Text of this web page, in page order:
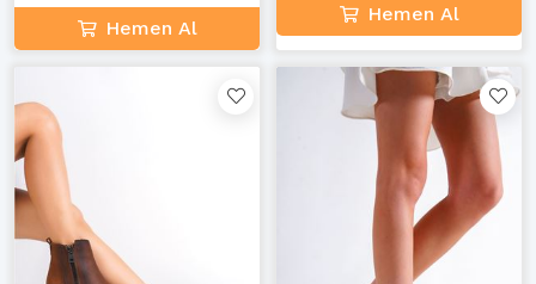
Hemen Al
Hemen Al